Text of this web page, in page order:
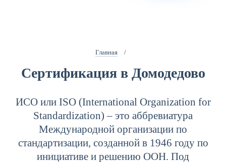
Главная /
Сертификация в Домодедово
ИСО или ISO (International Organization for
Standardization) – это аббревиатура
Международной организации по
стандартизации, созданной в 1946 году по
инициативе и решению ООН. Под